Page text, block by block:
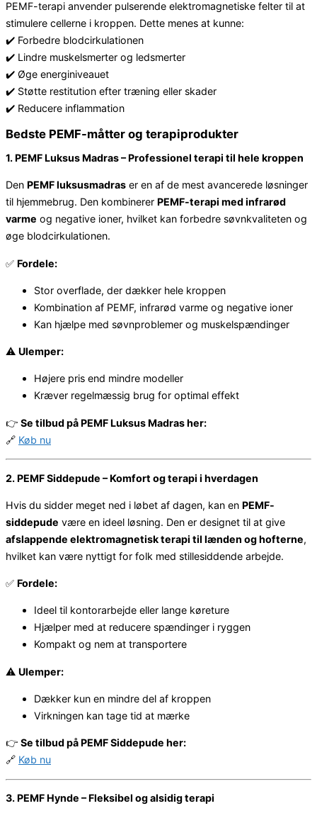
PEMF-terapi anvender pulserende elektromagnetiske felter til at
stimulere cellerne i kroppen. Dette menes at kunne:
✔️ Forbedre blodcirkulationen
✔️ Lindre muskelsmerter og ledsmerter
✔️ Øge energiniveauet
✔️ Støtte restitution efter træning eller skader
✔️ Reducere inflammation
Bedste PEMF-måtter og terapiprodukter
1. PEMF Luksus Madras – Professionel terapi til hele kroppen
Den PEMF luksusmadras er en af de mest avancerede løsninger
til hjemmebrug. Den kombinerer PEMF-terapi med infrarød
varme og negative ioner, hvilket kan forbedre søvnkvaliteten og
øge blodcirkulationen.
✅ Fordele:
Stor overflade, der dækker hele kroppen
Kombination af PEMF, infrarød varme og negative ioner
Kan hjælpe med søvnproblemer og muskelspændinger
⚠️ Ulemper:
Højere pris end mindre modeller
Kræver regelmæssig brug for optimal effekt
👉 Se tilbud på PEMF Luksus Madras her:
🔗 Køb nu
2. PEMF Siddepude – Komfort og terapi i hverdagen
Hvis du sidder meget ned i løbet af dagen, kan en PEMF-
siddepude være en ideel løsning. Den er designet til at give
afslappende elektromagnetisk terapi til lænden og hofterne,
hvilket kan være nyttigt for folk med stillesiddende arbejde.
✅ Fordele:
Ideel til kontorarbejde eller lange køreture
Hjælper med at reducere spændinger i ryggen
Kompakt og nem at transportere
⚠️ Ulemper:
Dækker kun en mindre del af kroppen
Virkningen kan tage tid at mærke
👉 Se tilbud på PEMF Siddepude her:
🔗 Køb nu
3. PEMF Hynde – Fleksibel og alsidig terapi